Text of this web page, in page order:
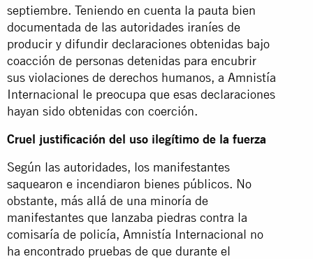
septiembre. Teniendo en cuenta la pauta bien
documentada de las autoridades iraníes de
producir y difundir declaraciones obtenidas bajo
coacción de personas detenidas para encubrir
sus violaciones de derechos humanos, a Amnistía
Internacional le preocupa que esas declaraciones
hayan sido obtenidas con coerción.
Cruel justificación del uso ilegítimo de la fuerza
Según las autoridades, los manifestantes
saquearon e incendiaron bienes públicos. No
obstante, más allá de una minoría de
manifestantes que lanzaba piedras contra la
comisaría de policía, Amnistía Internacional no
ha encontrado pruebas de que durante el